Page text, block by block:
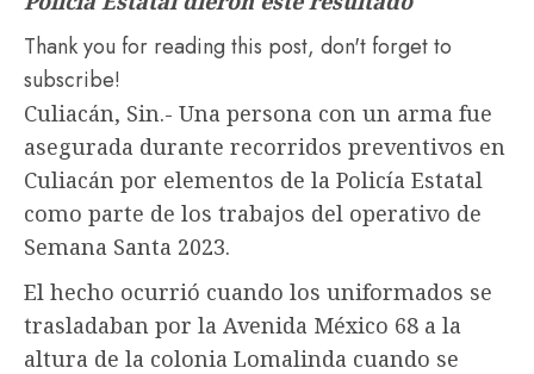
Thank you for reading this post, don't forget to
subscribe!
Culiacán, Sin.- Una persona con un arma fue
asegurada durante recorridos preventivos en
Culiacán por elementos de la Policía Estatal
como parte de los trabajos del operativo de
Semana Santa 2023.
El hecho ocurrió cuando los uniformados se
trasladaban por la Avenida México 68 a la
altura de la colonia Lomalinda cuando se